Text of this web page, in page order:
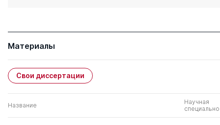
Материалы
Свои диссертации
Название
Научная